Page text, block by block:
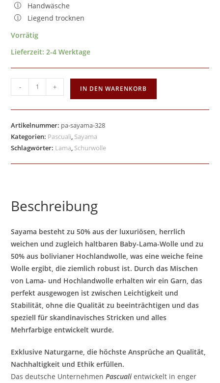
Handwäsche
Liegend trocknen
Vorrätig
Lieferzeit:2-4 Werktage
- + IN DEN WARENKORB
Artikelnummer: pa-sayama-328
Kategorien: Pascuali, Sayama
Schlagwörter: Lama, Schurwolle
Beschreibung
Sayama besteht zu 50% aus der luxuriösen, herrlich
weichen und zugleich haltbaren Baby-Lama-Wolle und zu
50% aus bolivianer Hochlandwolle, was eine weiche feine
Wolle ergibt, die ziemlich robust ist. Durch das Mischen
von Lama- und Hochlandwolle erhalten wir ein Garn, das
perfekt ausgewogen ist zwischen Leichtigkeit und
Stabilität, ohne die Qualität zu beeinträchtigen und das
speziell für skandinavisches Stricken und alles
Mehrfarbige entwickelt wurde.
Exklusive Naturgarne, die höchste Ansprüche an Qualität,
Nachhaltigkeit und Ethik erfüllen.
Das deutsche UnternehmenPascuali entwickelt in enger